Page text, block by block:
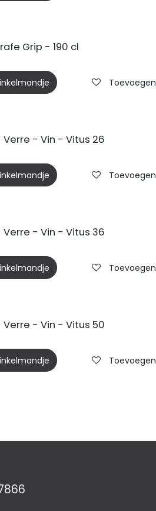
Grip - 190 cl
- Vin - Vitus 26
- Vin - Vitus 36
- Vin - Vitus 50